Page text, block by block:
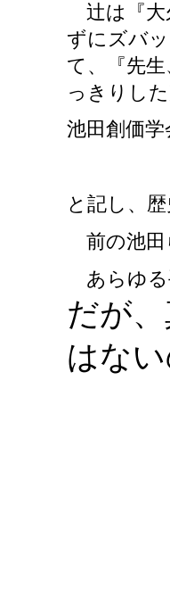
辻は『大
ずにズバ
て、『先
っきりし
池田創価学
と記し、
前の池田
あらゆる
だが
はない